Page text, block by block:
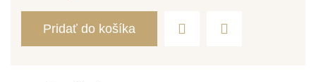
Pridať do košíka